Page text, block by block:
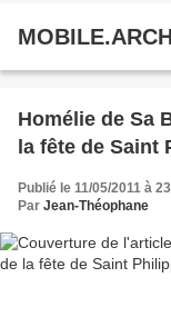
Homélie de Sa
la fête de Saint
Publié le 11/05/2011 à
Par Jean-Théophane